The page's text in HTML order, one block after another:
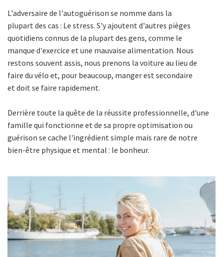
L'adversaire de l'autoguérison se nomme dans la
plupart des cas : Le stress. S'y ajoutent d'autres pièges
quotidiens connus de la plupart des gens, comme le
manque d'exercice et une mauvaise alimentation. Nous
restons souvent assis, nous prenons la voiture au lieu de
faire du vélo et, pour beaucoup, manger est secondaire
et doit se faire rapidement.
Derrière toute la quête de la réussite professionnelle, d'une
famille qui fonctionne et de sa propre optimisation ou
guérison se cache l'ingrédient simple mais rare de notre
bien-être physique et mental : le bonheur.